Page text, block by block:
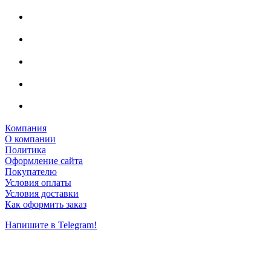
Компания
О компании
Политика
Оформление сайта
Покупателю
Условия оплаты
Условия доставки
Как оформить заказ
Напишите в Telegram!